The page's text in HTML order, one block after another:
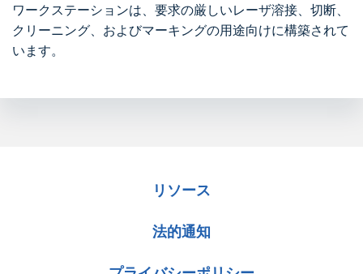
ワークステーションは、要求の厳しいレーザ溶接、切断、
クリーニング、およびマーキングの用途向けに構築されて
います。
リソース
法的通知